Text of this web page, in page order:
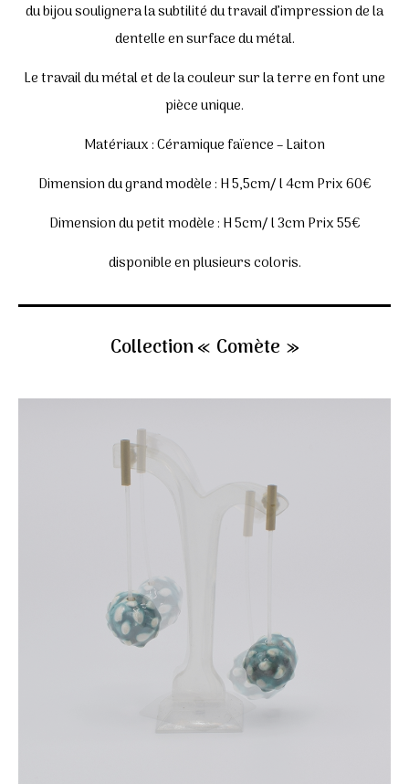
du bijou soulignera la subtilité du travail d’impression de la
dentelle en surface du métal.
Le travail du métal et de la couleur sur la terre en font une
pièce unique.
Matériaux : Céramique faïence – Laiton
Dimension du grand modèle : H 5,5cm/ l 4cm Prix 60€
Dimension du petit modèle : H 5cm/ l 3cm Prix 55€
disponible en plusieurs coloris.
Collection « Comète »